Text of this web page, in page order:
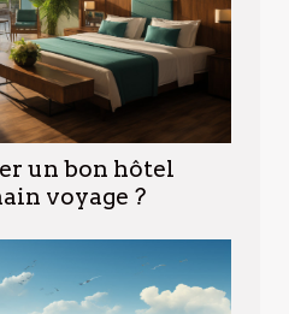
un bon hôtel
voyage ?